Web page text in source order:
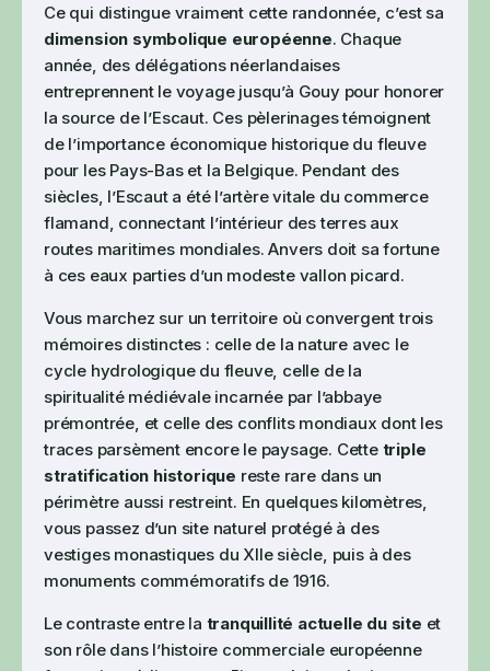
Ce qui distingue vraiment cette randonnée, c’est sa
dimension symbolique européenne. Chaque
année, des délégations néerlandaises
entreprennent le voyage jusqu’à Gouy pour honorer
la source de l’Escaut. Ces pèlerinages témoignent
de l’importance économique historique du fleuve
pour les Pays-Bas et la Belgique. Pendant des
siècles, l’Escaut a été l’artère vitale du commerce
flamand, connectant l’intérieur des terres aux
routes maritimes mondiales. Anvers doit sa fortune
à ces eaux parties d’un modeste vallon picard.
Vous marchez sur un territoire où convergent trois
mémoires distinctes : celle de la nature avec le
cycle hydrologique du fleuve, celle de la
spiritualité médiévale incarnée par l’abbaye
prémontrée, et celle des conflits mondiaux dont les
traces parsèment encore le paysage. Cette triple
stratification historique reste rare dans un
périmètre aussi restreint. En quelques kilomètres,
vous passez d’un site naturel protégé à des
vestiges monastiques du XIIe siècle, puis à des
monuments commémoratifs de 1916.
Le contraste entre la tranquillité actuelle du site et
son rôle dans l’histoire commerciale européenne